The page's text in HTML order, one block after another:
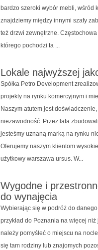
bardzo szeroki wybór mebli, wśród
znajdziemy między innymi szafy
też drzwi zewnętrzne.
którego pochodzi ta ...
Lokale najwyższej
Spółka Petro Development
projekty na rynku komercyjnym i
Naszym atutem jest
niezawodność. Przez lata
jesteśmy uznaną marką na rynku
Oferujemy naszym klientom
użytkowy warszawa ursus. W...
Wygodne i
do wynajęcia
Wybierając się w podróż do
przykład do Poznania na więcej
należy pomyśleć o miejscu na
się tam rodziny lub znajomych